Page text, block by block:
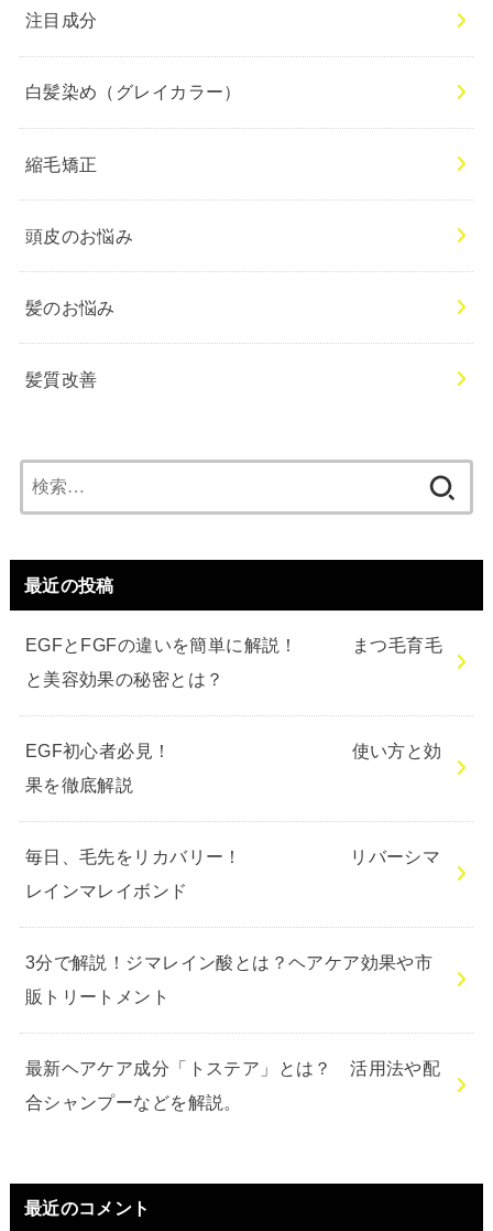
注目成分
白髪染め（グレイカラー）
縮毛矯正
頭皮のお悩み
髪のお悩み
髪質改善
索:
最近の投稿
EGFとFGFの違いを簡単に解説！ まつ毛育毛
と美容効果の秘密とは？
EGF初心者必見！ 使い方と効
果を徹底解説
毎日、毛先をリカバリー！ リバーシマ
レインマレイボンド
3分で解説！ジマレイン酸とは？ヘアケア効果や市
販トリートメント
最新ヘアケア成分「トステア」とは？ 活用法や配
合シャンプーなどを解説。
最近のコメント